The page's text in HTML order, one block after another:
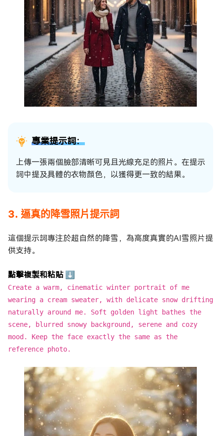
專業提示詞：
上傳一張兩個臉部清晰可見且光線充足的照片。在提示
詞中提及具體的衣物顏色，以獲得更一致的結果。
3. 逼真的降雪照片提示詞
這個提示詞專注於超自然的降雪，為高度真實的AI雪照片提
供支持。
點擊複製和粘貼 ⬇
Create a warm, cinematic winter portrait of me
wearing a cream sweater, with delicate snow drifting
naturally around me. Soft golden light bathes the
scene, blurred snowy background, serene and cozy
mood. Keep the face exactly the same as the
reference photo.